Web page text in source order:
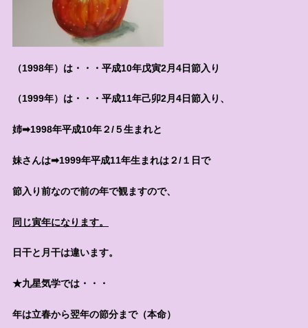
（1998年）は・・・平成10年戊寅2月4日節入り
（1999年）は・・・平成11年己卯2月4日節入り、
姉➡1998年平成10年２/５生まれと
妹さんは➡1999年平成11年生まれは２/１日で
節入り前なので前の年で観ますので、
同じ寅年になります。
日干と月干は違います。
★九星気学では・・・
年は立春から翌年の節分まで（本命）